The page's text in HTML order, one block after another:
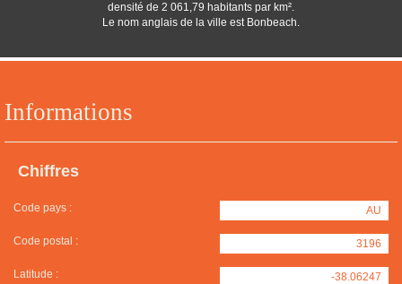
Informations
Chiffres
Code pays : AU
Code postal : 3196
Latitude : -38.06247
densité de 2 061,79 habitants par km².
Le nom anglais de la ville est Bonbeach.